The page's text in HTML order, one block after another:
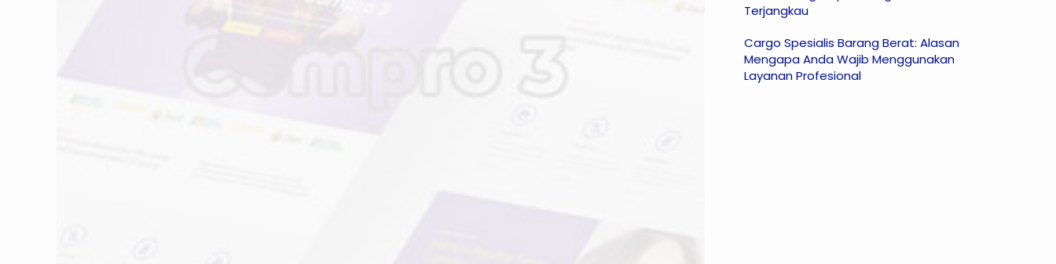
Terjangkau
Cargo Spesialis Barang Berat: Alasan
Mengapa Anda Wajib Menggunakan
Layanan Profesional